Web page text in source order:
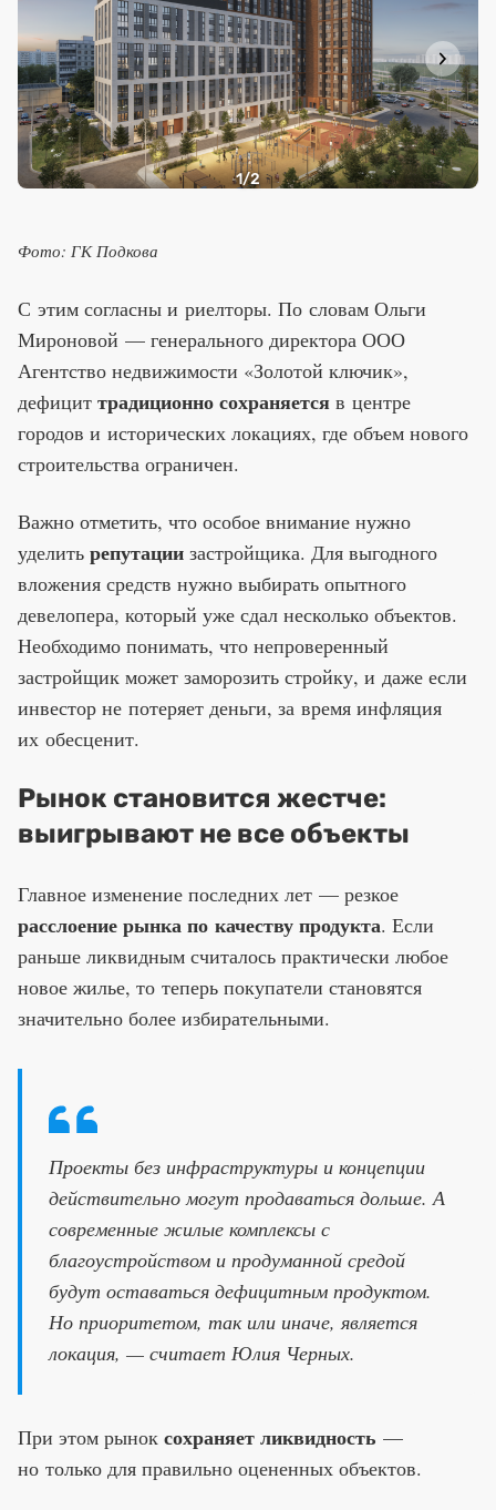
1/2
Фото: ГК Подкова
С этим согласны и риелторы. По словам Ольги
Мироновой — генерального директора ООО
Агентство недвижимости «Золотой ключик»,
дефицит традиционно сохраняется в центре
городов и исторических локациях, где объем нового
строительства ограничен.
Важно отметить, что особое внимание нужно
уделить репутации застройщика. Для выгодного
вложения средств нужно выбирать опытного
девелопера, который уже сдал несколько объектов.
Необходимо понимать, что непроверенный
застройщик может заморозить стройку, и даже если
инвестор не потеряет деньги, за время инфляция
их обесценит.
Рынок становится жестче:
выигрывают не все объекты
Главное изменение последних лет — резкое
расслоение рынка по качеству продукта. Если
раньше ликвидным считалось практически любое
новое жилье, то теперь покупатели становятся
значительно более избирательными.
Проекты без инфраструктуры и концепции
действительно могут продаваться дольше. А
современные жилые комплексы с
благоустройством и продуманной средой
будут оставаться дефицитным продуктом.
Но приоритетом, так или иначе, является
локация, — считает Юлия Черных.
При этом рынок сохраняет ликвидность —
но только для правильно оцененных объектов.